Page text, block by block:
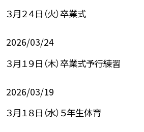
３月２４日（火）卒業式
2026/03/24
３月１９日（木）卒業式予行練習
2026/03/19
３月１８日（水）５年生体育